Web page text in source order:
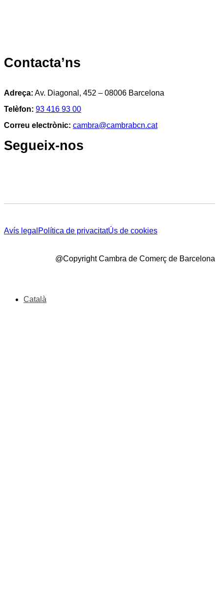
Contacta’ns
Adreça: Av. Diagonal, 452 – 08006 Barcelona
Telèfon: 93 416 93 00
Correu electrònic: cambra@cambrabcn.cat
Segueix-nos
Avís legal Política de privacitatÚs de cookies
@Copyright Cambra de Comerç de Barcelona
Català